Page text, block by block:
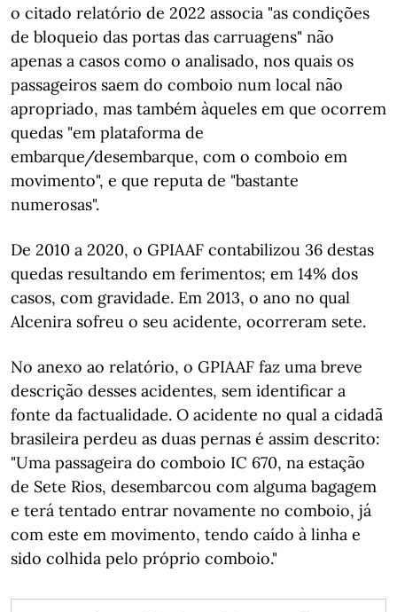
o citado relatório de 2022 associa "as condições
de bloqueio das portas das carruagens" não
apenas a casos como o analisado, nos quais os
passageiros saem do comboio num local não
apropriado, mas também àqueles em que ocorrem
quedas "em plataforma de
embarque/desembarque, com o comboio em
movimento", e que reputa de "bastante
numerosas".
De 2010 a 2020, o GPIAAF contabilizou 36 destas
quedas resultando em ferimentos; em 14% dos
casos, com gravidade. Em 2013, o ano no qual
Alcenira sofreu o seu acidente, ocorreram sete.
No anexo ao relatório, o GPIAAF faz uma breve
descrição desses acidentes, sem identificar a
fonte da factualidade. O acidente no qual a cidadã
brasileira perdeu as duas pernas é assim descrito:
"Uma passageira do comboio IC 670, na estação
de Sete Rios, desembarcou com alguma bagagem
e terá tentado entrar novamente no comboio, já
com este em movimento, tendo caído à linha e
sido colhida pelo próprio comboio."